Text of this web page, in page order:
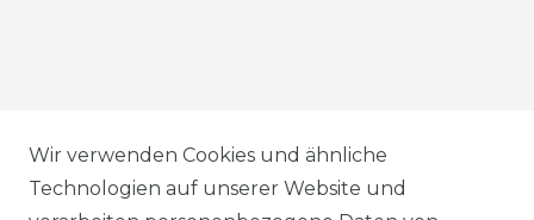
AGB
Wir verwenden Cookies und ähnliche
Technologien auf unserer Website und